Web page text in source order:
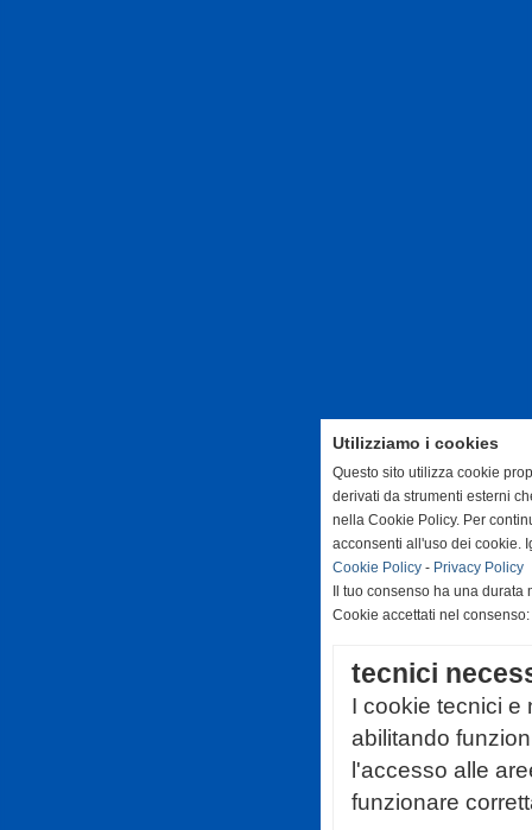
Utilizziamo i cookies
Questo sito utilizza cookie
derivati da strumenti esterni
nella Cookie Policy. Per
acconsenti all'uso dei cookie.
Cookie Policy - Privacy Policy
Il tuo consenso ha una durata
Cookie accettati nel
tecnici
I cookie tecnici e
abilitando
l'accesso alle
funzionare